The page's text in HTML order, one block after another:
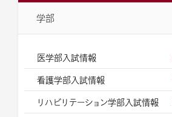
学部
医学部入試情報
看護学部入試情報
リハビリテーション学部入試情報